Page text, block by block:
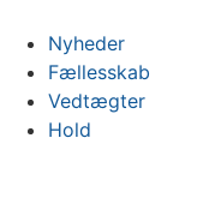
indhold
Nyheder
Fællesskab
Vedtægter
Hold